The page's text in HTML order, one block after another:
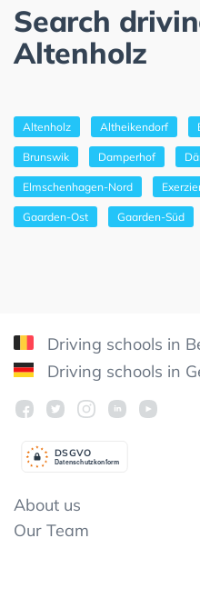
Search
Altenholz
Altenholz Altheikendorf
Brunswik Damperhof
Elmschenhagen-Nord
Gaarden-Ost Gaarden-Süd
Driving schools in
Driving schools in
Datenschutzkonform
DSGVO
About us
Our Team